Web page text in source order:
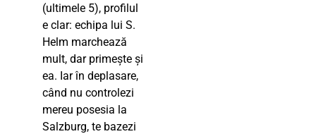
(ultimele 5), profilul
e clar: echipa lui S.
Helm marchează
mult, dar primește și
ea. Iar în deplasare,
când nu controlezi
mereu posesia la
Salzburg, te bazezi